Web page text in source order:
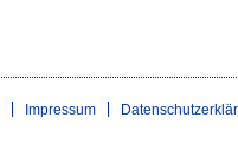
Impressum